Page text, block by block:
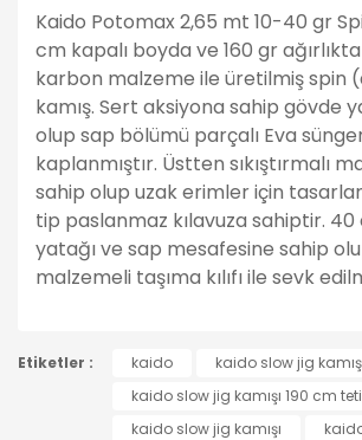
Kaido Potomax 2,65 mt 10-40 gr
cm kapalı boyda ve 160 gr
karbon malzeme ile üretilmiş spin
kamış. Sert aksiyona sahip gövde
olup sap bölümü parçalı Eva
kaplanmıştır. Üstten sıkıştırmalı
sahip olup uzak erimler için
tip paslanmaz kılavuza sahiptir.
yatağı ve sap mesafesine sahip
malzemeli taşıma kılıfı ile sevk
Bu ürüne ilk yorumu siz
diğer konularda yetersiz gördüğünüz
formunu kullanarak tarafımıza
Görüş ve önerileriniz için teşekkür
Etiketler : kaido
kaido slow jig
kaido slow jig kamışı 190 cm
kaido slow jig kamışı